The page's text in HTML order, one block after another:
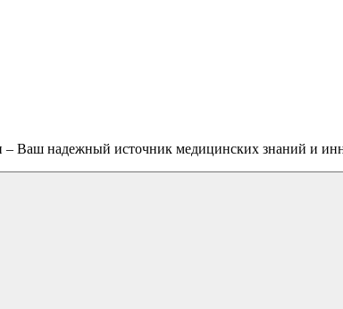
– Ваш надежный источник медицинских знаний и